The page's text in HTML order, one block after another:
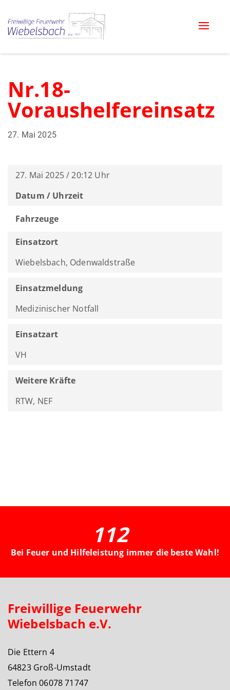
Toggle
Nr.18-
Voraushelfereinsatz
27. Mai 2025
27. Mai 2025 / 20:12 Uhr
Datum / Uhrzeit
Fahrzeuge
Einsatzort
Wiebelsbach, Odenwaldstraße
Einsatzmeldung
Medizinischer Notfall
Einsatzart
VH
Weitere Kräfte
RTW, NEF
112
Bei Feuer und Hilfeleistung immer die beste Wahl!
Freiwillige Feuerwehr
Wiebelsbach e.V.
Die Ettern 4
64823 Groß-Umstadt
Telefon 06078 71747